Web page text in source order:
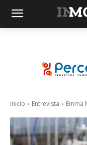
Inicio Entrevista Emma